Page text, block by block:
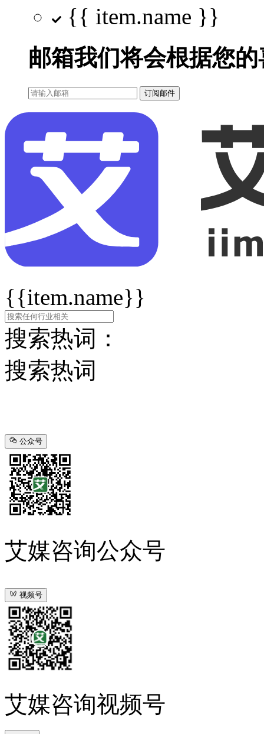
{{ item.name }}
邮箱我们将会根据您
订阅邮件
{{item.name}}
搜索热词：
搜索热词
公众号
艾媒咨询公众号
视频号
艾媒咨询视频号